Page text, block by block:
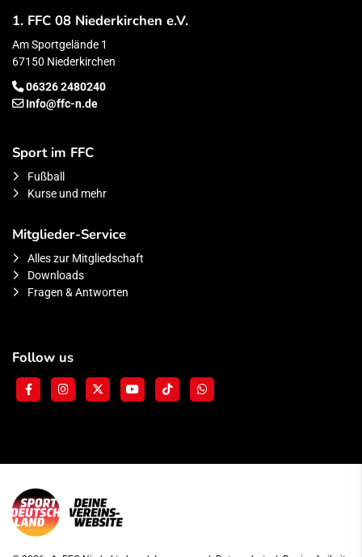
1. FFC 08 Niederkirchen e.V.
Am Sportgelände 1
67150 Niederkirchen
06326 2480240
Info@ffc-n.de
Sport im FFC
Fußball
Kurse und mehr
Mitglieder-Service
Alles zur Mitgliedschaft
Downloads
Fragen & Antworten
Follow us